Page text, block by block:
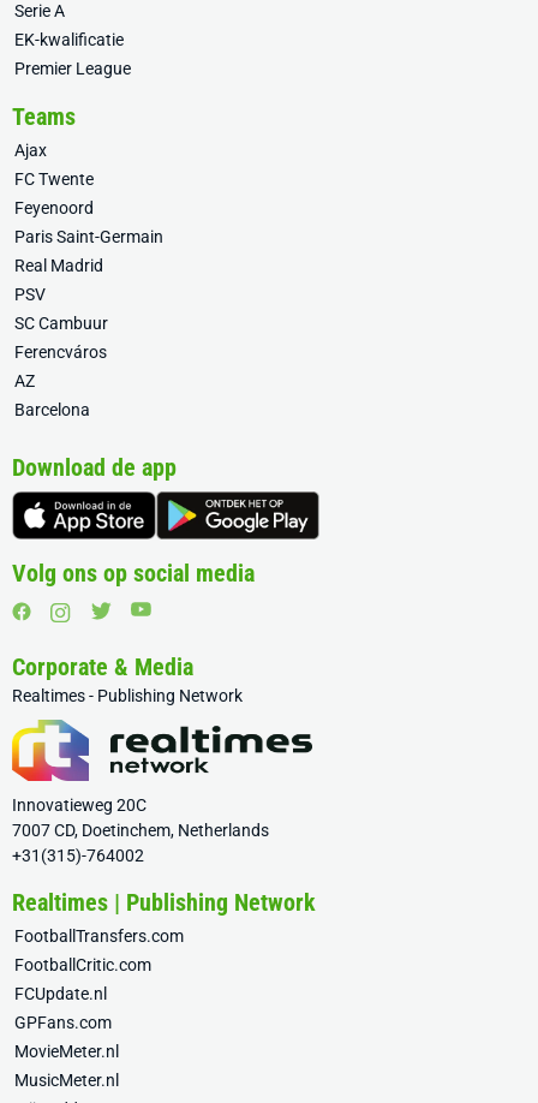
Serie A
EK-kwalificatie
Premier League
Teams
Ajax
FC Twente
Feyenoord
Paris Saint-Germain
Real Madrid
PSV
SC Cambuur
Ferencváros
AZ
Barcelona
Download de app
Volg ons op social media
Corporate & Media
Realtimes - Publishing Network
Innovatieweg 20C
7007 CD, Doetinchem, Netherlands
+31(315)-764002
Realtimes | Publishing Network
FootballTransfers.com
FootballCritic.com
FCUpdate.nl
GPFans.com
MovieMeter.nl
MusicMeter.nl